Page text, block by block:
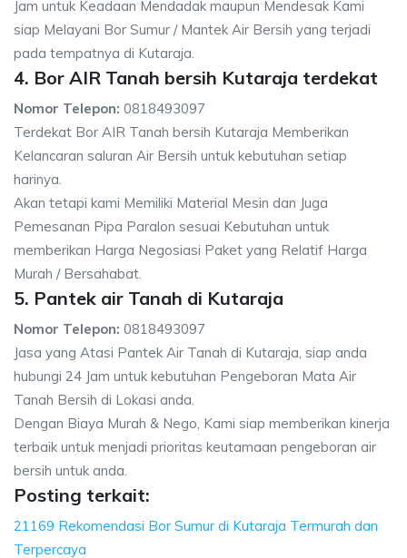
Jam untuk Keadaan Mendadak maupun Mendesak Kami
siap Melayani Bor Sumur / Mantek Air Bersih yang terjadi
pada tempatnya di Kutaraja.
4. Bor AIR Tanah bersih Kutaraja terdekat
Nomor Telepon: 0818493097
Terdekat Bor AIR Tanah bersih Kutaraja Memberikan
Kelancaran saluran Air Bersih untuk kebutuhan setiap
harinya.
Akan tetapi kami Memiliki Material Mesin dan Juga
Pemesanan Pipa Paralon sesuai Kebutuhan untuk
memberikan Harga Negosiasi Paket yang Relatif Harga
Murah / Bersahabat.
5. Pantek air Tanah di Kutaraja
Nomor Telepon: 0818493097
Jasa yang Atasi Pantek Air Tanah di Kutaraja, siap anda
hubungi 24 Jam untuk kebutuhan Pengeboran Mata Air
Tanah Bersih di Lokasi anda.
Dengan Biaya Murah & Nego, Kami siap memberikan kinerja
terbaik untuk menjadi prioritas keutamaan pengeboran air
bersih untuk anda.
Posting terkait:
21169 Rekomendasi Bor Sumur di Kutaraja Termurah dan
Terpercaya